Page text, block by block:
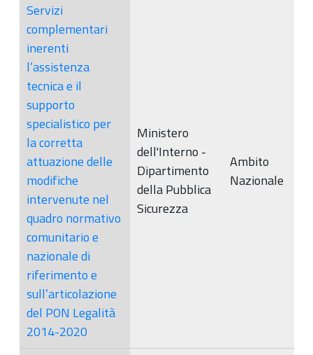
Servizi
complementari
inerenti
l’assistenza
tecnica e il
supporto
specialistico per
la corretta
attuazione delle
modifiche
intervenute nel
quadro normativo
comunitario e
nazionale di
riferimento e
sull’articolazione
del PON Legalità
2014-2020
Ministero
dell'Interno -
Dipartimento
della Pubblica
Sicurezza
Ambito
Nazionale